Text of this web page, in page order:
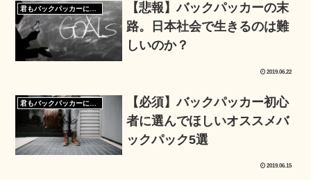
君もバックパッカーになろう
【悲報】バックパッカーの末
路。日本社会で生きるのは難
しいのか？
2019.06.22
【必須】バックパッカー初心
者に選んでほしいオススメバ
ックパック5選
2019.06.15